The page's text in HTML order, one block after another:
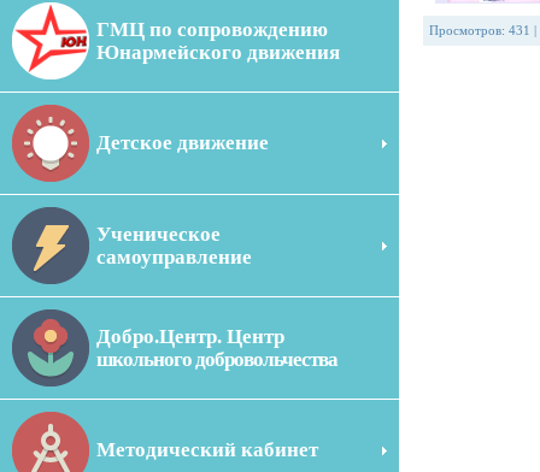
ГМЦ по сопровождению
Юнармейского движения
Детское движение
Ученическое
самоуправление
Добро.Центр. Центр
школьного добровольчества
Методический кабинет
Просмотров: 431